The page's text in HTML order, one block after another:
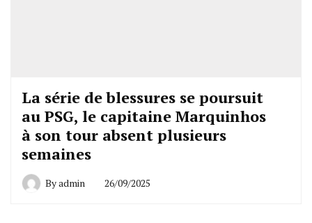
La série de blessures se poursuit
au PSG, le capitaine Marquinhos
à son tour absent plusieurs
semaines
Byadmin 26/09/2025